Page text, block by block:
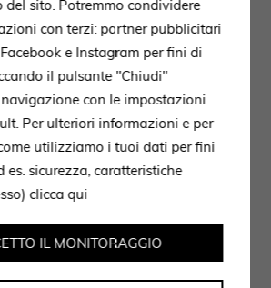
Bambole Outdor B&B Italia.
del sito. Potremmo condividere
con terzi: partner pubblicitari
e Instagram per fini di
il pulsante "Chiudi"
con le impostazioni
Per ulteriori informazioni e per
utilizziamo i tuoi dati per fini
sicurezza, caratteristiche
clicca qui
IL MONITORAGGIO